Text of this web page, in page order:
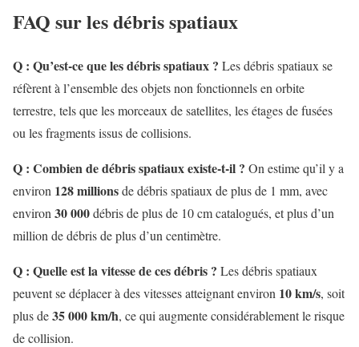
FAQ sur les débris spatiaux
Q : Qu’est-ce que les débris spatiaux ? Les débris spatiaux se
réfèrent à l’ensemble des objets non fonctionnels en orbite
terrestre, tels que les morceaux de satellites, les étages de fusées
ou les fragments issus de collisions.
Q : Combien de débris spatiaux existe-t-il ? On estime qu’il y a
environ 128 millionsde débris spatiaux de plus de 1 mm, avec
environ 30 000débris de plus de 10 cm catalogués, et plus d’un
million de débris de plus d’un centimètre.
Q : Quelle est la vitesse de ces débris ? Les débris spatiaux
peuvent se déplacer à des vitesses atteignant environ 10 km/s, soit
plus de35 000 km/h, ce qui augmente considérablement le risque
de collision.